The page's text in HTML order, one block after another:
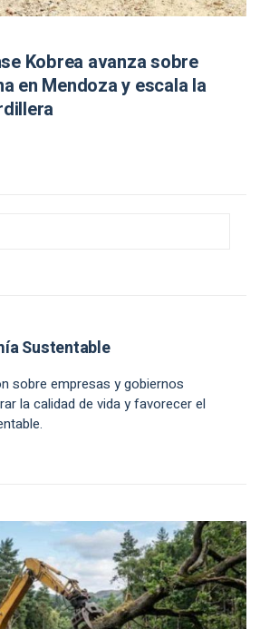
Kobrea avanza sobre
en Mendoza y escala la
Sustentable
sobre empresas y gobiernos
la calidad de vida y favorecer el